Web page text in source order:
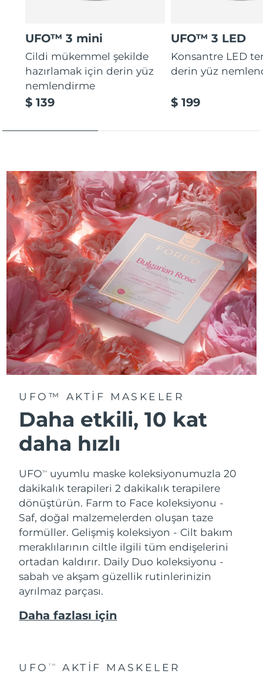
UFO™ 3 mini
Cildi mükemmel şekilde
hazırlamak için derin yüz
nemlendirme
$ 139
UFO™ 3 LED
Konsantre LED
derin yüz
$ 199
UFO™ AKTIF MASKELER
Daha etkili, 10 kat
daha hızlı
UFOTM
uyumlu maske koleksiyonumuzla 20
dakikalık terapileri 2 dakikalık terapilere
dönüştürün. Farm to Face koleksiyonu -
Saf, doğal malzemelerden oluşan taze
formüller. Gelişmiş koleksiyon - Cilt bakım
meraklılarının ciltle ilgili tüm endişelerini
ortadan kaldırır. Daily Duo koleksiyonu -
sabah ve akşam güzellik rutinlerinizin
ayrılmaz parçası.
Daha fazlası için
UFO TM AKTIF MASKELER